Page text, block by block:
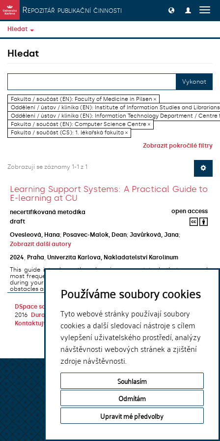
Používáme soubory cookies
Tyto webové stránky používají soubory
cookies a další sledovací nástroje s cílem
vylepšení uživatelského prostředí, analýzy
návštěvnosti webových stránek a zjištění
zdroje návštěvnosti.
Souhlasím
Odmítám
Upravit mé předvolby
Přeskočit na obsah
Repozitář publikační činnosti
Hledat
Hledat
Vykonat
Fakulta / součást (EN): Faculty of Medicine in Pilsen ×
Oddělení / ústav / klinika (EN): Institute of Information Studies and
Oddělení / ústav / klinika (EN): Information Technology Department / Centre
Fakulta / součást (EN): Computer Science Centre ×
Fakulta / součást (CS): 1. lékařská fakulta ×
Zobrazit pokročilé filtry
Zobrazují se záznamy 1-1 z 1
Learning Support Systems: A Practical Guide to
E-learning at CU
necertifikovaná metodika
open access
draft
Ovesleová, Hana; Posavec-Malok, Dean; Javůrková, Jana;
Zobrazit další autory
2024
Praha Univerzita Karlova, Nakladatelství Karolinum
This guide introduces the e-learning support tools that are used
most frequently at Charles University and that you may encounter
during your studies. It will also help you to avoid the most common
obstacles associated ...
DSpace software
2016
DuraSpace
Kontaktujte nás |Vyjádření názoru